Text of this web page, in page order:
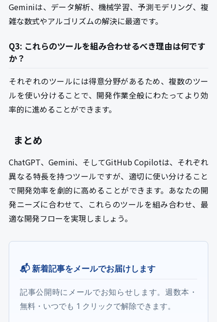
Geminiは、データ解析、機械学習、予測モデリング、複
雑な数式やアルゴリズムの解決に最適です。
Q3: これらのツールを組み合わせるべき理由は何です
か？
それぞれのツールには得意分野があるため、複数のツー
ルを使い分けることで、開発作業全般にわたってより効
率的に進めることができます。
まとめ
ChatGPT、Gemini、そしてGitHub Copilotは、それぞれ
異なる特長を持つツールですが、適切に使い分けること
で開発効率を劇的に高めることができます。あなたの開
発ニーズに合わせて、これらのツールを組み合わせ、最
適な開発フローを実現しましょう。
📬 新着記事をメールでお届けします
記事公開時にメールでお知らせします。週数本・
無料・いつでも 1 クリックで解除できます。